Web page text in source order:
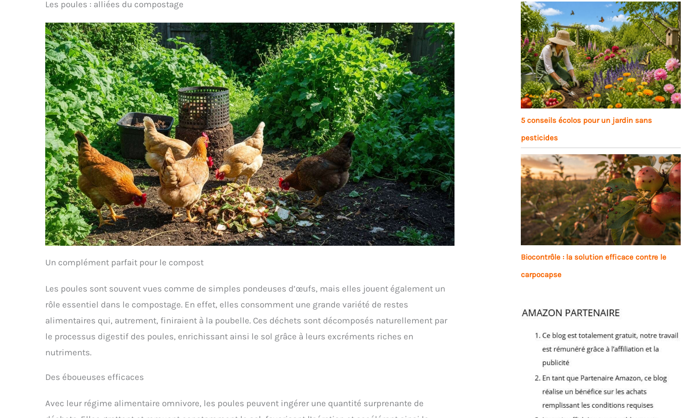
Les poules : alliées du compostage
Un complément parfait pour le compost
Les poules sont souvent vues comme de simples pondeuses d’œufs, mais elles jouent également un
rôle essentiel dans le compostage. En effet, elles consomment une grande variété de restes
alimentaires qui, autrement, finiraient à la poubelle. Ces déchets sont décomposés naturellement par
le processus digestif des poules, enrichissant ainsi le sol grâce à leurs excréments riches en
nutriments.
Des éboueuses efficaces
Avec leur régime alimentaire omnivore, les poules peuvent ingérer une quantité surprenante de
5 conseils écolos pour un jardin sans
pesticides
Biocontrôle : la solution efficace contre le
carpocapse